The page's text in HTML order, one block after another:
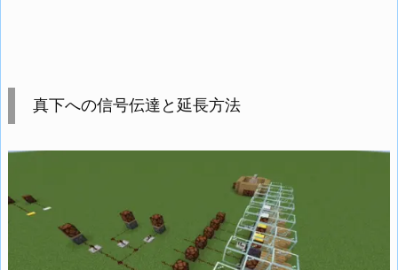
真下への信号伝達と延長方法